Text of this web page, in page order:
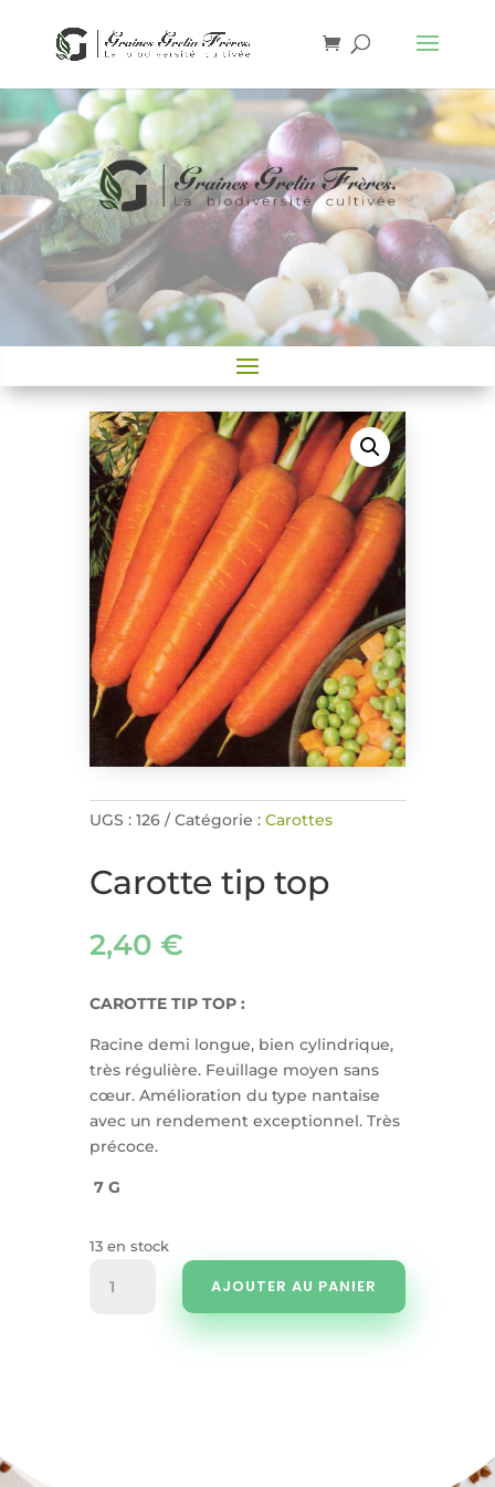
UGS : 126 Catégorie : Carottes
Carotte tip top
2,40 €
CAROTTE TIP TOP :
Racine demi longue, bien cylindrique,
très régulière. Feuillage moyen sans
cœur. Amélioration du type nantaise
avec un rendement exceptionnel. Très
précoce.
7 G
13 en stock
AJOUTER AU PANIER